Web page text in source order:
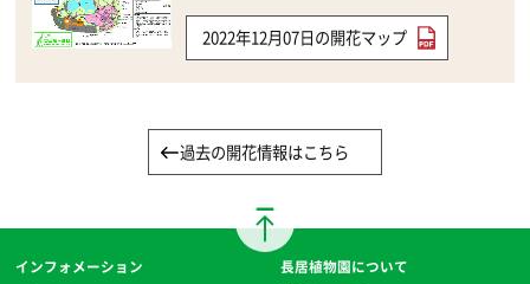
2022年12月07日の開花マップ
過去の開花情報はこちら
インフォメーション
長居植物園について